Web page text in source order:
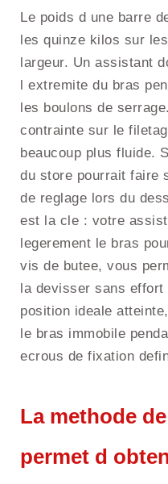
Le poids d une barre
les quinze kilos sur
largeur. Un assistant
l extremite du bras
les boulons de
contrainte sur le
beaucoup plus fluide.
du store pourrait faire
de reglage lors du
est la cle : votre
legerement le bras
vis de butee, vous
la devisser sans
position ideale
le bras immobile
ecrous de fixation
La methode
permet d